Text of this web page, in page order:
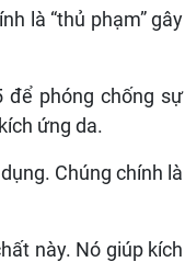
là “thủ phạm” gây
để phóng chống sự
ứng da.
Chúng chính là
này. Nó giúp kích